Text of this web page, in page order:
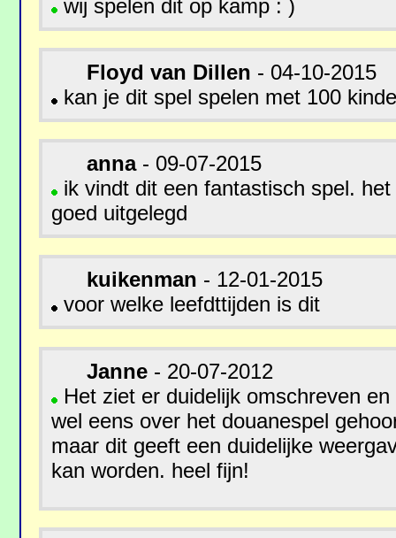
wij spelen dit op kamp : )
Floyd van Dillen - 04-10-2015
kan je dit spel spelen met 100
anna- 09-07-2015
ik vindt dit een fantastisch spel.
goed uitgelegd
kuikenman - 12-01-2015
voor welke leefdttijden is dit
Janne - 20-07-2012
Het ziet er duidelijk omschreven
wel eens over het douanespel
maar dit geeft een duidelijke
kan worden. heel fijn!